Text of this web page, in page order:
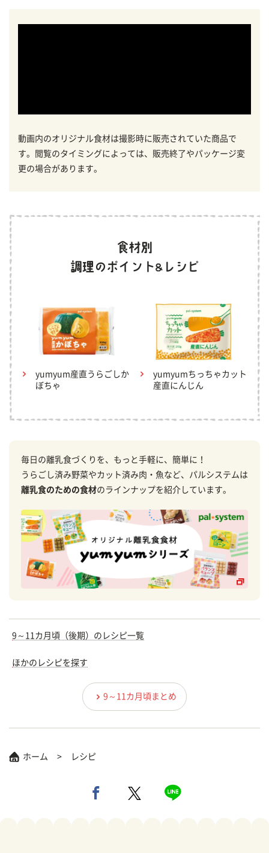
動画内のオリジナル食材は撮影時に販売されていた商品で
す。閲覧のタイミングによっては、販売終了やパッケージ変
更の場合があります。
yumyum産直うらごしか
ぼちゃ
yumyumちっちゃカット
産直にんじん
毎日の離乳食づくりを、もっと手軽に、簡単に！
うらごし済み野菜やカット済み肉・魚など、パルシステムは
離乳食のための食材のラインナップを紹介しています。
9～11カ月頃（後期）のレシピ一覧
ほかのレシピを探す
9～11カ月頃まとめ
ホーム レシピ